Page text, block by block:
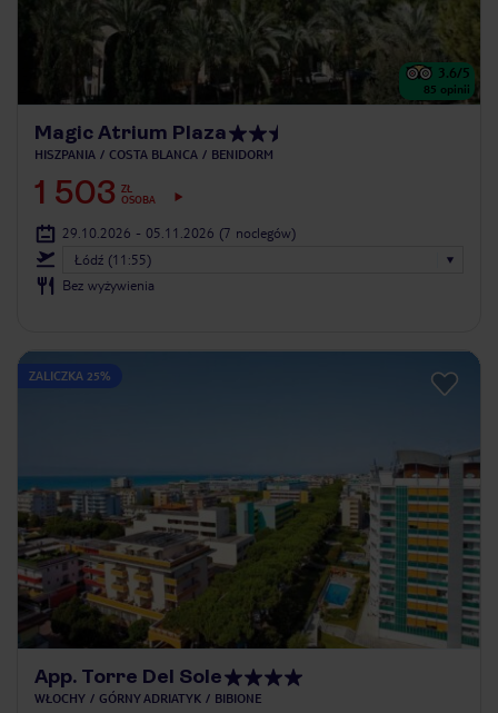
3.6/5
85 opinii
Magic Atrium Plaza
HISZPANIA COSTA BLANCA BENIDORM
1 503 ZŁ
OSOBA
29.10.2026 - 05.11.2026 (7 noclegów)
Łódź (11:55)
Bez wyżywienia
ZALICZKA 25%
App. Torre Del Sole
WŁOCHY GÓRNY ADRIATYK BIBIONE